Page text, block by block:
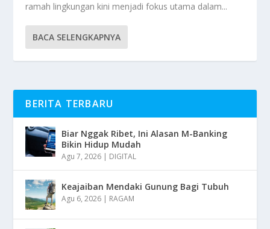
ramah lingkungan kini menjadi fokus utama dalam...
BACA SELENGKAPNYA
BERITA TERBARU
Biar Nggak Ribet, Ini Alasan M-Banking
Bikin Hidup Mudah
Agu 7, 2026 | DIGITAL
Keajaiban Mendaki Gunung Bagi Tubuh
Agu 6, 2026 | RAGAM